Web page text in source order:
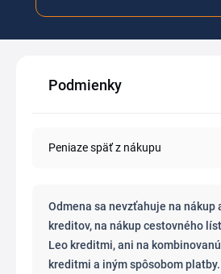
Podmienky
Peniaze späť z nákupu
Odmena sa nevzťahuje na nákup
kreditov, na nákup cestovného
Leo kreditmi, ani na
kreditmi a iným spôsobom platby.